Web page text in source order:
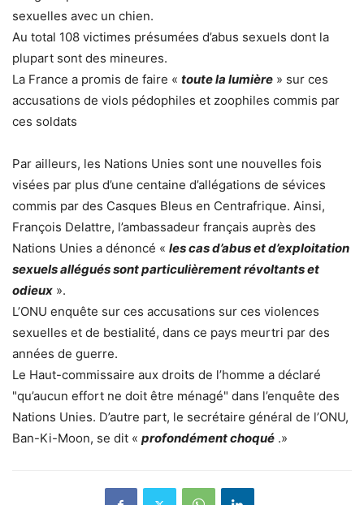
sexuelles avec un chien.
Au total 108 victimes présumées d’abus sexuels dont la
plupart sont des mineures.
La France a promis de faire « toute la lumière » sur ces
accusations de viols pédophiles et zoophiles commis par
ces soldats
Par ailleurs, les Nations Unies sont une nouvelles fois
visées par plus d’une centaine d’allégations de sévices
commis par des Casques Bleus en Centrafrique. Ainsi,
François Delattre, l’ambassadeur français auprès des
Nations Unies a dénoncé « les cas d’abus et d’exploitation
sexuels allégués sont particulièrement révoltants et
odieux ».
L’ONU enquête sur ces accusations sur ces violences
sexuelles et de bestialité, dans ce pays meurtri par des
années de guerre.
Le Haut-commissaire aux droits de l’homme a déclaré
"qu’aucun effort ne doit être ménagé" dans l’enquête des
Nations Unies. D’autre part, le secrétaire général de l’ONU,
Ban-Ki-Moon, se dit « profondément choqué .»